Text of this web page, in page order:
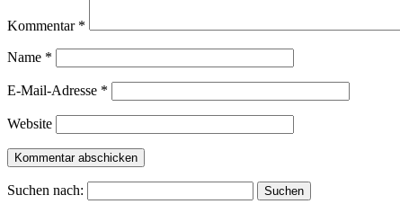
Kommentar *
Name *
E-Mail-Adresse *
Website
Suchen nach: